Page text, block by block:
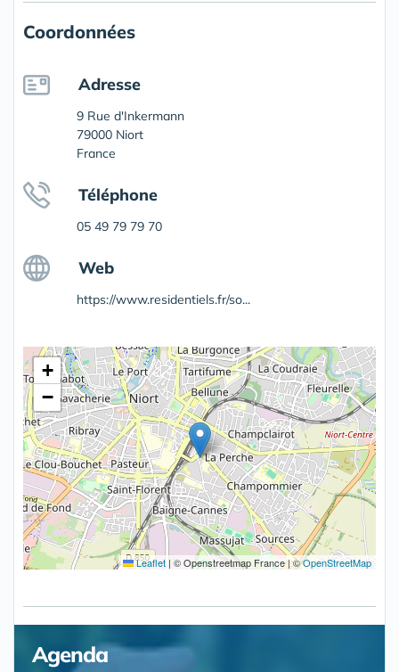
Coordonnées
Adresse
9 Rue d'Inkermann
79000 Niort
France
Téléphone
05 49 79 79 70
Web
https://www.residentiels.fr/so...
+
−
Leaflet | © Openstreetmap France | ©OpenStreetMap
Agenda